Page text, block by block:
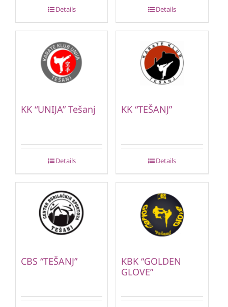
Details Details
KK “UNIJA” Tešanj
Details
KK “TEŠANJ”
Details
CBS “TEŠANJ”
KBK “GOLDEN
GLOVE”